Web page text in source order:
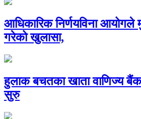
आधिकारिक निर्णयविना आयोगले
गरेको खुलासा,
हुलाक बचतका खाता वाणिज्य
सुरु